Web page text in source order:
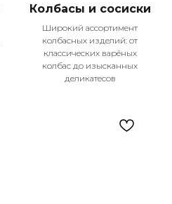
Колбасы и сосиски
Широкий ассортимент
колбасных изделий: от
классических варёных
колбас до изысканных
деликатесов